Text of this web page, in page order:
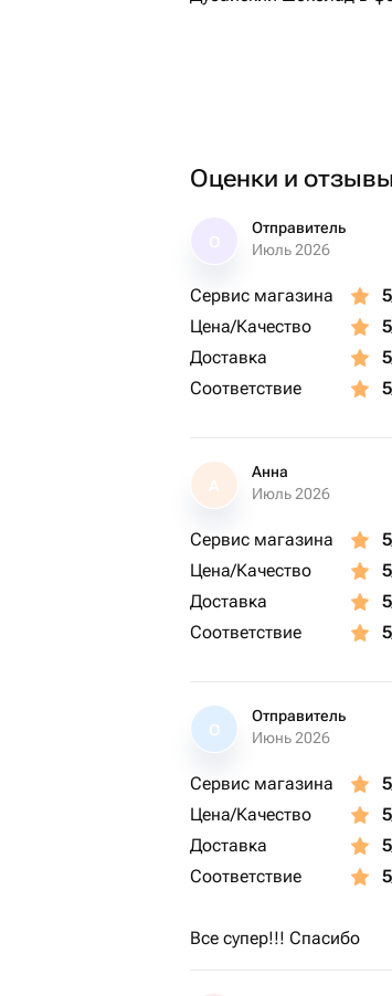
Оценки и отзывы
Отправитель
Июль 2026
Сервис магазина 5
Цена/Качество
5
Доставка
5
Соответствие
5
А
Анна
Июль 2026
Сервис магазина 5
Цена/Качество
5
Доставка
5
Соответствие
5
О
Отправитель
Июнь 2026
Сервис магазина 5
Цена/Качество
5
Доставка
5
Соответствие
5
Все супер!!! Спасибо